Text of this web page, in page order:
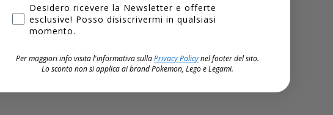
Descrizione:
Privacy
Desidero ricevere la Newsletter e offerte
esclusive! Posso disiscrivermi in qualsiasi
momento.
Per maggiori info visita l'informativa sullaPrivacy Policynel footer del sito.
Lo sconto non si applica ai brandPokemon, Lego e Legami.